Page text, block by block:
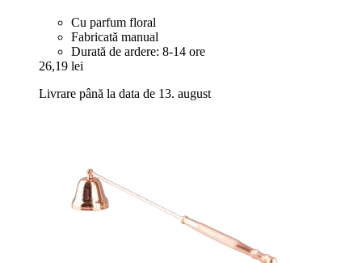
Cu parfum floral
Fabricată manual
Durată de ardere: 8-14 ore
26,19 lei
Livrare până la data de 13. august